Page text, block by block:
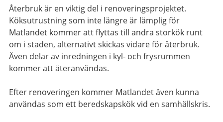
Återbruk är en viktig del i renoveringsprojektet.
Köksutrustning som inte längre är lämplig för
Matlandet kommer att flyttas till andra storkök runt
om i staden, alternativt skickas vidare för återbruk.
Även delar av inredningen i kyl- och frysrummen
kommer att återanvändas.
Efter renoveringen kommer Matlandet även kunna
användas som ett beredskapskök vid en samhällskris.